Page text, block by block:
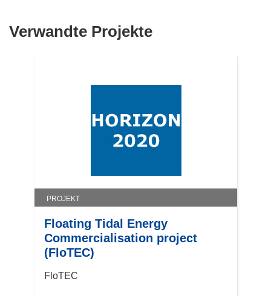
i
m
s
t
e
r
)
Verwandte Projekte
PROJEKT
Floating Tidal Energy
Commercialisation project
(FloTEC)
FloTEC